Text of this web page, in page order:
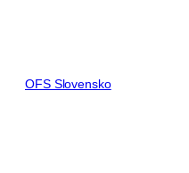
OFS Slovensko